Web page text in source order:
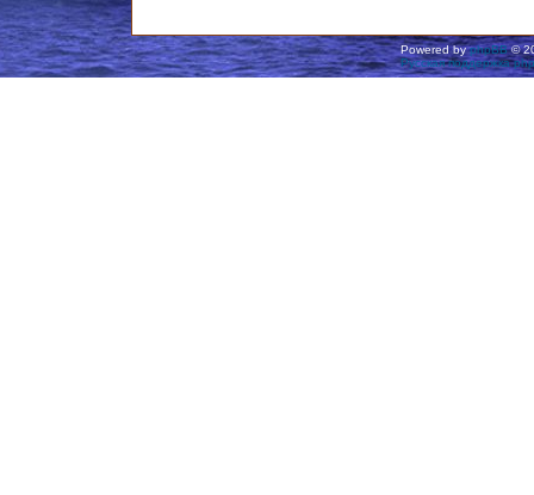
Powered byphpBB©
Русская поддержка